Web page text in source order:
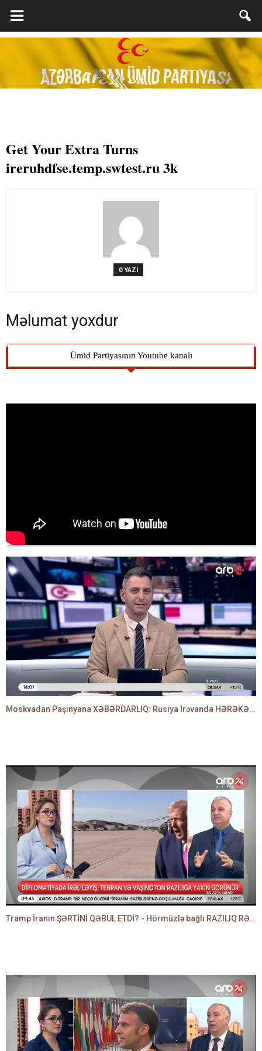
Get Your Extra Turns
ireruhdfse.temp.swtest.ru 3k
0 YAZI
Məlumat yoxdur
Ümid Partiyasının Youtube kanalı
Moskvadan Paşinyana XƏBƏRDARLIQ: Rusiya İrəvanda HƏRƏKƏTƏ KEÇDİ - TAMİLLA QULAMİ danışır
Tramp İranın ŞƏRTİNİ QƏBUL ETDİ? - Hörmüzlə bağlı RAZILIQ RƏSMƏN AÇIQLANIR -BAKİR HƏDƏNBƏYLİ danışır